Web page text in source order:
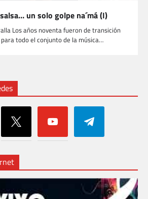
un solo golpe na´má (I)
Los años noventa fueron de transición
todo el conjunto de la música…
x youtube telegram